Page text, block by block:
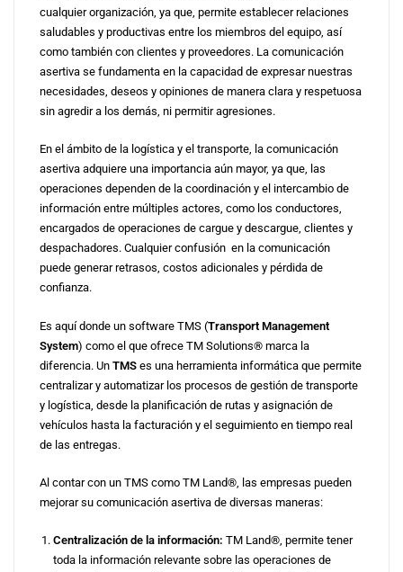
cualquier organización, ya que, permite establecer relaciones
saludables y productivas entre los miembros del equipo, así
como también con clientes y proveedores. La comunicación
asertiva se fundamenta en la capacidad de expresar nuestras
necesidades, deseos y opiniones de manera clara y respetuosa
sin agredir a los demás, ni permitir agresiones.
En el ámbito de la logística y el transporte, la comunicación
asertiva adquiere una importancia aún mayor, ya que, las
operaciones dependen de la coordinación y el intercambio de
información entre múltiples actores, como los conductores,
encargados de operaciones de cargue y descargue, clientes y
despachadores. Cualquier confusión en la comunicación
puede generar retrasos, costos adicionales y pérdida de
confianza.
Es aquí donde un software TMS (Transport Management
System) como el que ofrece TM Solutions® marca la
diferencia. Un TMSes una herramienta informática que permite
centralizar y automatizar los procesos de gestión de transporte
y logística, desde la planificación de rutas y asignación de
vehículos hasta la facturación y el seguimiento en tiempo real
de las entregas.
Al contar con un TMS como TM Land®, las empresas pueden
mejorar su comunicación asertiva de diversas maneras:
Centralización de la información: TM Land®, permite tener
toda la información relevante sobre las operaciones de